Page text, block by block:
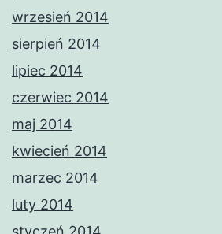
wrzesień 2014
sierpień 2014
lipiec 2014
czerwiec 2014
maj 2014
kwiecień 2014
marzec 2014
luty 2014